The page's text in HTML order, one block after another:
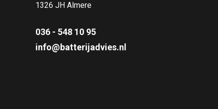
1326 JH Almere
036 - 548 10 95
info@batterijadvies.nl